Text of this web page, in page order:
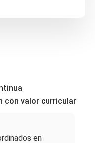
con valor curricular
en